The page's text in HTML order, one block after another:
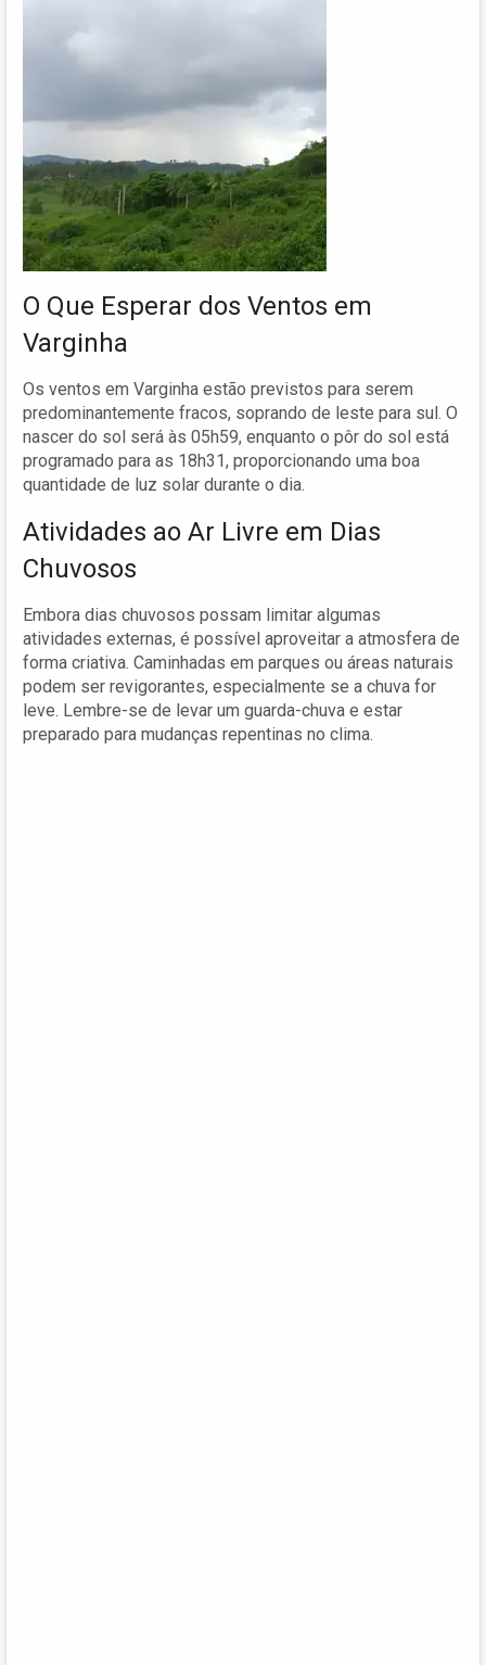
O Que Esperar dos Ventos em
Varginha
Os ventos em Varginha estão previstos para serem
predominantemente fracos, soprando de leste para sul. O
nascer do sol será às 05h59, enquanto o pôr do sol está
programado para as 18h31, proporcionando uma boa
quantidade de luz solar durante o dia.
Atividades ao Ar Livre em Dias
Chuvosos
Embora dias chuvosos possam limitar algumas
atividades externas, é possível aproveitar a atmosfera de
forma criativa. Caminhadas em parques ou áreas naturais
podem ser revigorantes, especialmente se a chuva for
leve. Lembre-se de levar um guarda-chuva e estar
preparado para mudanças repentinas no clima.